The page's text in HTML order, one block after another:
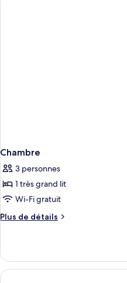
Chambre
3 personnes
1 très grand lit
Wi-Fi gratuit
Plus de détails
Plus
Chambre